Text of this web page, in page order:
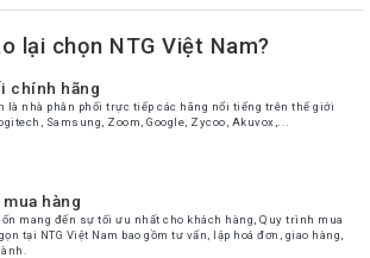
lại chọn NTG Việt Nam?
chính hãng
là nhà phân phối trực tiếp các hãng nổi tiếng trên thế giới
Samsung, Zoom, Google, Zycoo, Akuvox,...
hàng
mang đến sự tối ưu nhất cho khách hàng, Quy trình mua
tại NTG Việt Nam bao gồm tư vấn, lập hoá đơn, giao hàng,